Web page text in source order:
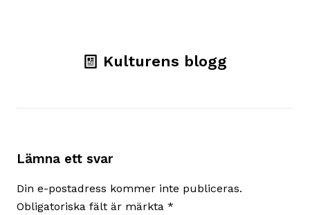
Kulturens blogg
Lämna ett svar
Din e-postadress kommer inte publiceras.
Obligatoriska fält är märkta *